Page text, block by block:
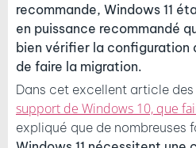
recommande, Windows 11
en puissance recommandé
bien vérifier la configuration
de faire la migration.
Dans cet excellent article des
support de Windows 10, que
expliqué que de nombreuses